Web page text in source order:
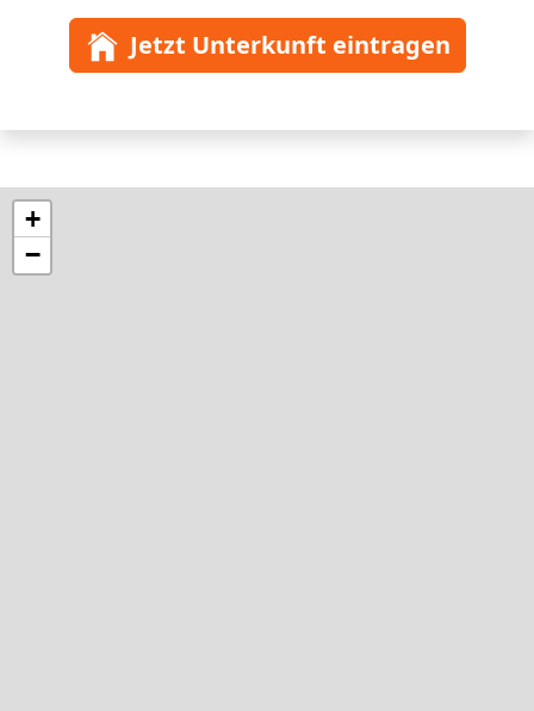
Jetzt Unterkunft eintragen
+
−